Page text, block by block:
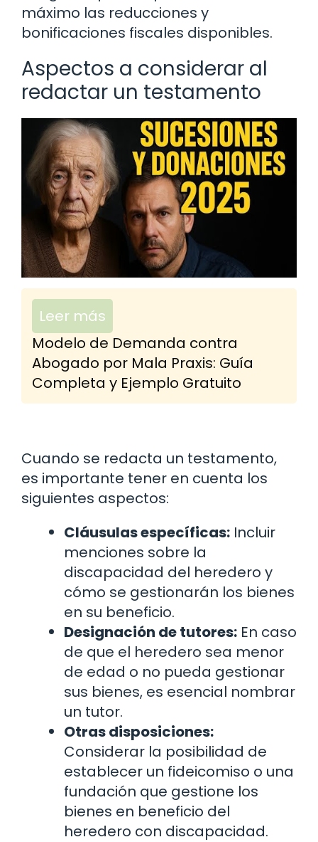
máximo las reducciones y
bonificaciones fiscales disponibles.
Aspectos a considerar al
redactar un testamento
Leer más
Modelo de Demanda contra
Abogado por Mala Praxis: Guía
Completa y Ejemplo Gratuito
Cuando se redacta un testamento,
es importante tener en cuenta los
siguientes aspectos:
Cláusulas específicas: Incluir
menciones sobre la
discapacidad del heredero y
cómo se gestionarán los bienes
en su beneficio.
Designación de tutores: En caso
de que el heredero sea menor
de edad o no pueda gestionar
sus bienes, es esencial nombrar
un tutor.
Otras disposiciones:
Considerar la posibilidad de
establecer un fideicomiso o una
fundación que gestione los
bienes en beneficio del
heredero con discapacidad.